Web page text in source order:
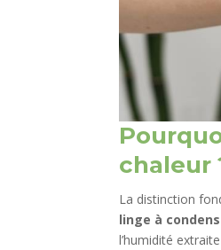
chaleur
La distinction
linge à
l’humidité